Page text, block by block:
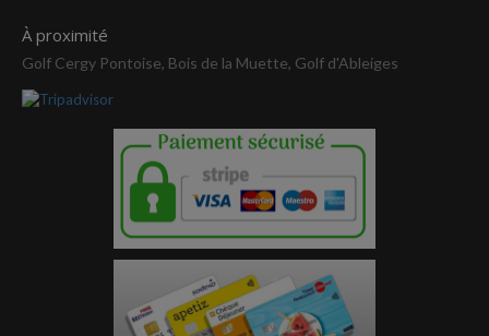
À proximité
Golf Cergy Pontoise, Bois de la Muette, Golf d'Ableiges